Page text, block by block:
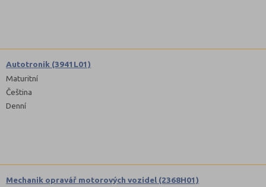
Autotronik (3941L01)
Maturitní
Čeština
Denní
Mechanik opravář motorových vozidel (2368H01)